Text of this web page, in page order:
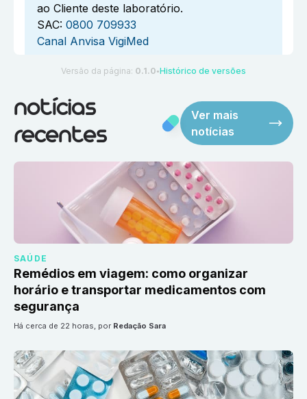
ao Cliente deste laboratório.
SAC: 0800 709933
Canal Anvisa VigiMed
Versão da página: 0.1.0 ●Histórico de versões
notícias
recentes
Ver mais
notícias
SAÚDE
Remédios em viagem: como organizar
horário e transportar medicamentos com
segurança
há cerca de 22 horas, por Redação Sara